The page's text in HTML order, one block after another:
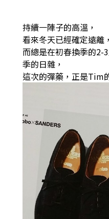
持續一陣子的高溫，
看來冬天已經確定遠離
而總是在初春換季的2-
季的日雜，
這次的彈藥，正是Tim